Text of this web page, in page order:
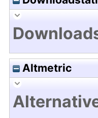
Altmetric